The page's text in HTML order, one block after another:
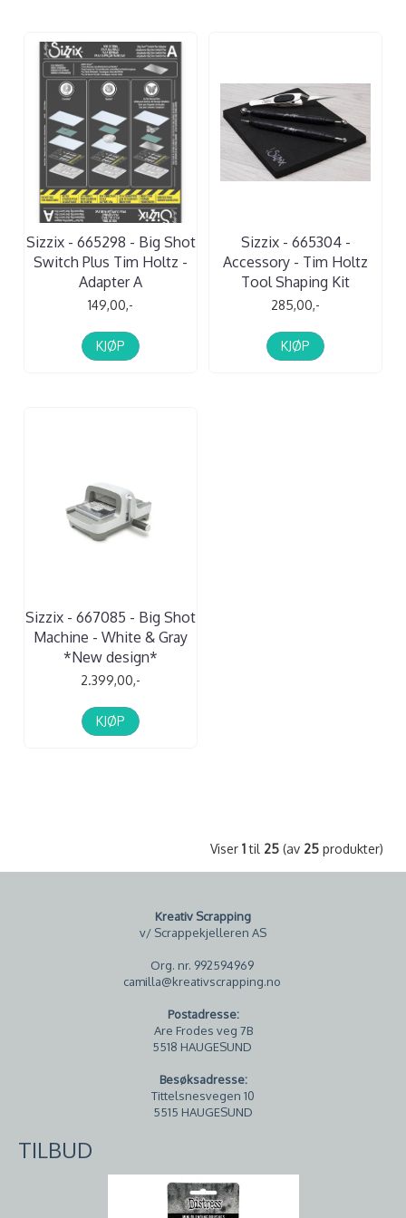
Sizzix - 665298 - Big Shot
Switch Plus Tim Holtz -
Adapter A
149,00,-
KJØP
Sizzix - 665304 -
Accessory - Tim Holtz
Tool Shaping Kit
285,00,-
KJØP
Sizzix - 667085 - Big Shot
Machine - White & Gray
*New design*
2.399,00,-
KJØP
Viser 1til 25 (av 25 produkter)
Kreativ Scrapping
v/ Scrappekjelleren AS
Org. nr. 992594969
camilla@kreativscrapping.no
Postadresse:
Are Frodes veg 7B
5518 HAUGESUND
Besøksadresse:
Tittelsnesvegen 10
5515 HAUGESUND
TILBUD